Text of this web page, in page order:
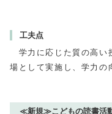
工夫点
学力に応じた質の高い
場として実施し、学力の
≪新規≫こどもの読書活